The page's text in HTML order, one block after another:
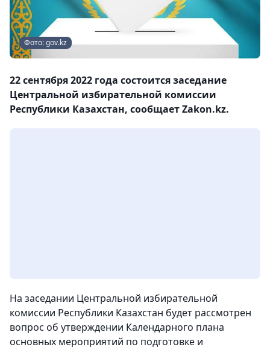
Фото: gov.kz
22 сентября 2022 года состоится заседание
Центральной избирательной комиссии
Республики Казахстан, cообщает Zakon.kz.
На заседании Центральной избирательной
комиссии Республики Казахстан будет рассмотрен
вопрос об утверждении Календарного плана
основных мероприятий по подготовке и